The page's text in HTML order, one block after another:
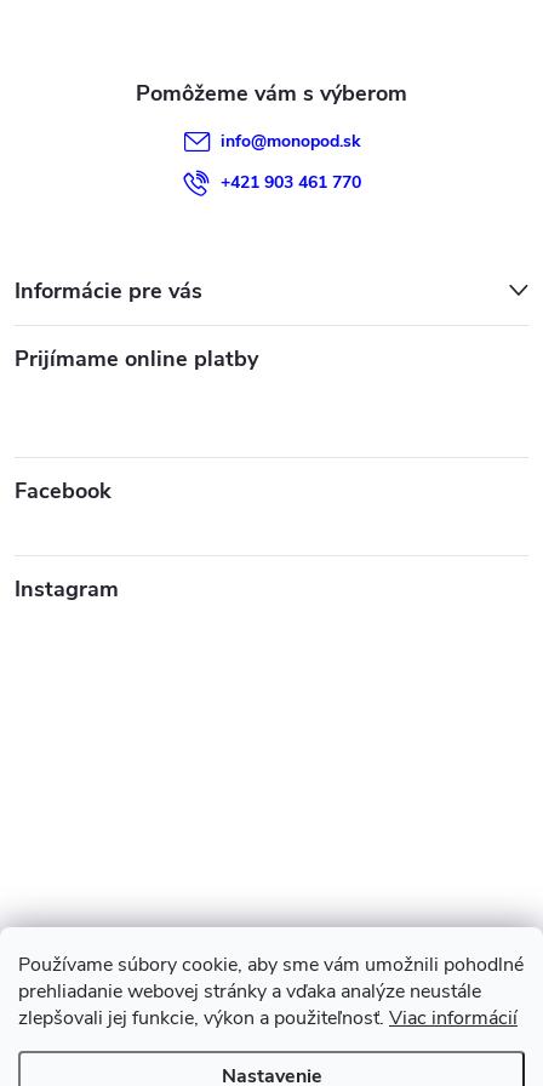
Používame súbory cookie, aby sme vám umožnili pohodlné
prehliadanie webovej stránky a vďaka analýze neustále
zlepšovali jej funkcie, výkon a použiteľnosť. Viac informácií
Nastavenie
info@monopod.sk
+421 903 461 770
Informácie pre vás
Prijímame online platby
Facebook
Instagram
Sledovať na Instagrame